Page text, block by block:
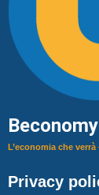
Beconomy
L’economia che
Privacy